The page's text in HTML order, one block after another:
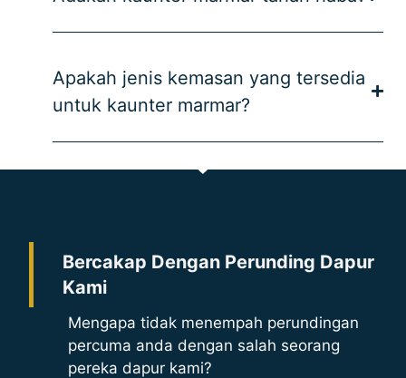
Apakah jenis kemasan yang tersedia
untuk kaunter marmar?
Bercakap Dengan Perunding Dapur
Kami
Mengapa tidak menempah perundingan
percuma anda dengan salah seorang
pereka dapur kami?